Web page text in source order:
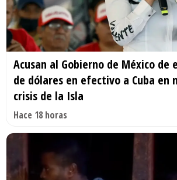
Acusan al Gobierno de México de
de dólares en efectivo a Cuba en
crisis de la Isla
Hace 18 horas